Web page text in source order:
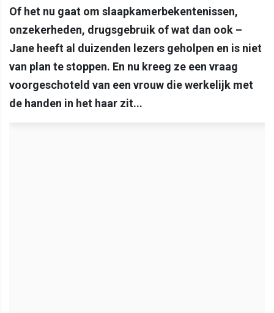
Of het nu gaat om slaapkamerbekentenissen,
onzekerheden, drugsgebruik of wat dan ook –
Jane heeft al duizenden lezers geholpen en is niet
van plan te stoppen. En nu kreeg ze een vraag
voorgeschoteld van een vrouw die werkelijk met
de handen in het haar zit...